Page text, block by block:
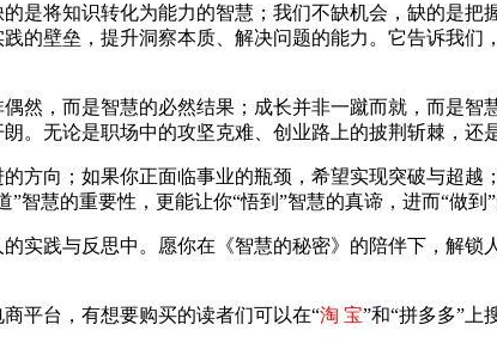
是将知识转化为能力的智慧；我们不缺机会，缺的是
的壁垒，提升洞察本质、解决问题的能力。它告诉我
然，而是智慧的必然结果；成长并非一蹴而就，而是
。无论是职场中的攻坚克难、创业路上的披荆斩棘，
方向；如果你正面临事业的瓶颈，希望实现突破与超
智慧的重要性，更能让你“悟到”智慧的真谛，进而“做到
实践与反思中。愿你在《智慧的秘密》的陪伴下，解
商平台，有想要购买的读者们可以在“淘 宝”和“拼多多”上